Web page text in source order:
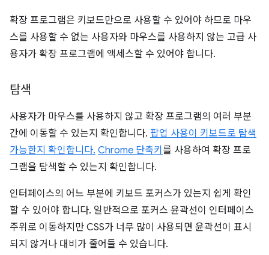
확장 프로그램은 키보드만으로 사용할 수 있어야 하므로 마우
스를 사용할 수 없는 사용자와 마우스를 사용하지 않는 고급 사
용자가 확장 프로그램에 액세스할 수 있어야 합니다.
탐색
사용자가 마우스를 사용하지 않고 확장 프로그램의 여러 부분
간에 이동할 수 있는지 확인합니다. 팝업 사용이 키보드로 탐색
가능한지 확인합니다. Chrome 단축키 를 사용하여 확장 프로
그램을 탐색할 수 있는지 확인합니다.
인터페이스의 어느 부분에 키보드 포커스가 있는지 쉽게 확인
할 수 있어야 합니다. 일반적으로 포커스 윤곽선이 인터페이스
주위로 이동하지만 CSS가 너무 많이 사용되면 윤곽선이 표시
되지 않거나 대비가 줄어들 수 있습니다.